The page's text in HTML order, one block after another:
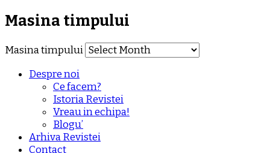
Masina timpului
Masina timpului
Despre noi
Ce facem?
Istoria Revistei
Vreau in echipa!
Blogu’
Arhiva Revistei
Contact